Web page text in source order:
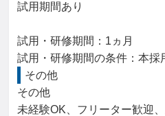
試用期間あり
試用・研修期間：1ヵ月
その他
その他
未経験OK、フリーター歓迎